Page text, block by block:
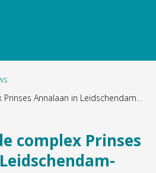
Annalaan in Leidschendam-Voorburg
complex Prinses